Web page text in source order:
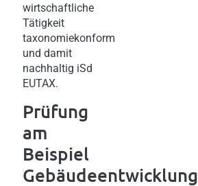
wirtschaftliche
Tätigkeit
taxonomiekonform
und damit
nachhaltig iSd
EUTAX.
Prüfung
am
Beispiel
Gebäudeentwicklung